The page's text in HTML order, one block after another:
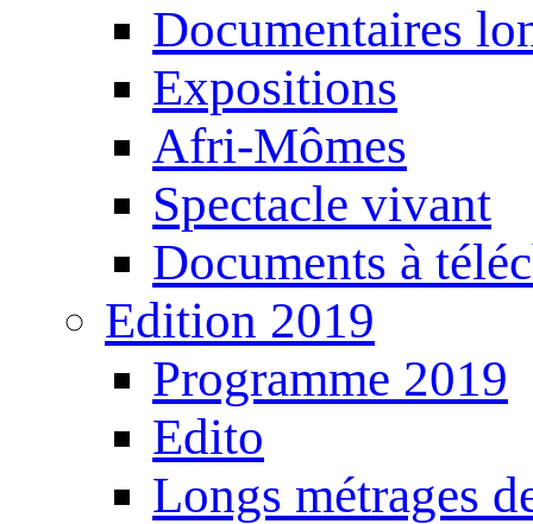
Documentaires
Expositions
Afri-Mômes
Spectacle vivant
Documents à
Edition 2019
Programme 2019
Edito
Longs métrages